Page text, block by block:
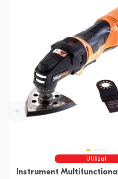
Utilizat
Instrument